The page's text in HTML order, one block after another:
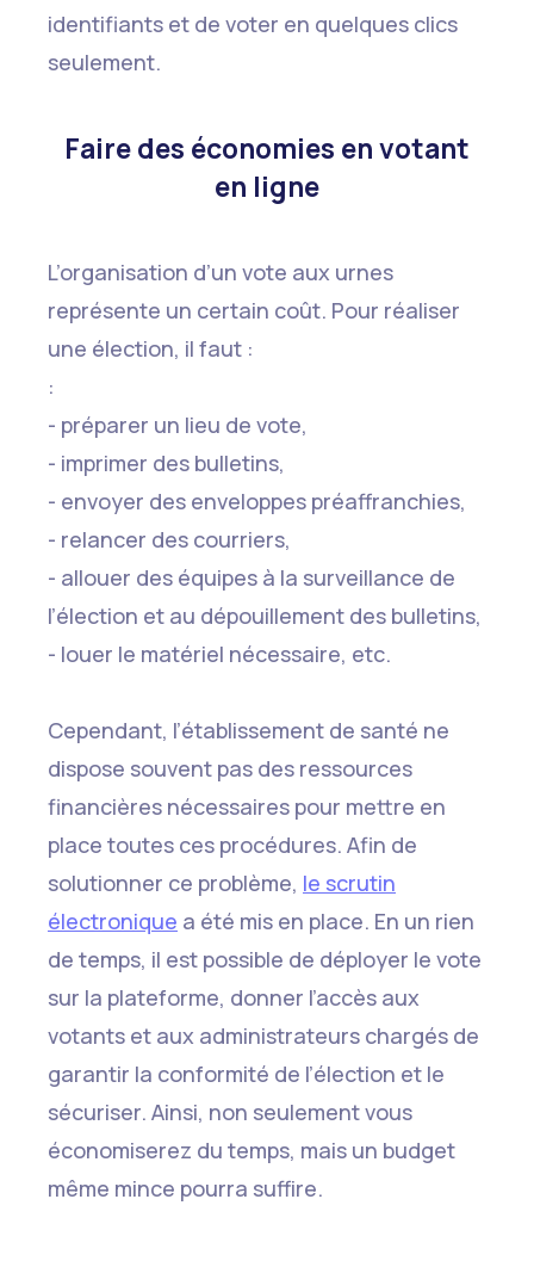
identifiants et de voter en quelques clics
seulement.
Faire des économies en votant
en ligne
L’organisation d’un vote aux urnes
représente un certain coût. Pour réaliser
une élection, il faut :
:
- préparer un lieu de vote,
- imprimer des bulletins,
- envoyer des enveloppes préaffranchies,
- relancer des courriers,
- allouer des équipes à la surveillance de
l’élection et au dépouillement des bulletins,
- louer le matériel nécessaire, etc.
Cependant, l’établissement de santé ne
dispose souvent pas des ressources
financières nécessaires pour mettre en
place toutes ces procédures. Afin de
solutionner ce problème, le scrutin
électronique a été mis en place. En un rien
de temps, il est possible de déployer le vote
sur la plateforme, donner l’accès aux
votants et aux administrateurs chargés de
garantir la conformité de l’élection et le
sécuriser. Ainsi, non seulement vous
économiserez du temps, mais un budget
même mince pourra suffire.